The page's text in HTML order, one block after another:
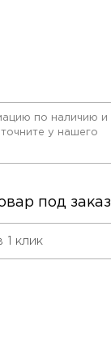
по наличию и
у нашего
под заказ
1 клик